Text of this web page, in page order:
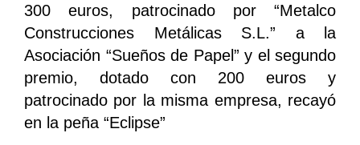
300 euros, patrocinado por “Metalco
Construcciones Metálicas S.L.” a la
Asociación “Sueños de Papel” y el segundo
premio, dotado con 200 euros y
patrocinado por la misma empresa, recayó
en la peña “Eclipse”